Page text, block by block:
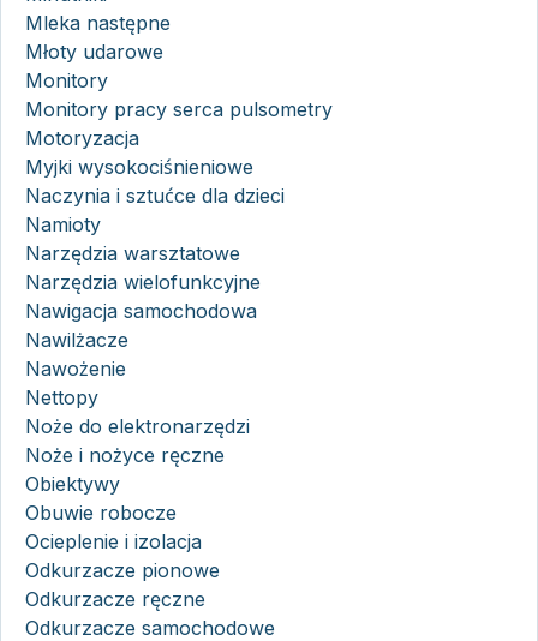
Mleka następne
Młoty udarowe
Monitory
Monitory pracy serca pulsometry
Motoryzacja
Myjki wysokociśnieniowe
Naczynia i sztućce dla dzieci
Namioty
Narzędzia warsztatowe
Narzędzia wielofunkcyjne
Nawigacja samochodowa
Nawilżacze
Nawożenie
Nettopy
Noże do elektronarzędzi
Noże i nożyce ręczne
Obiektywy
Obuwie robocze
Ocieplenie i izolacja
Odkurzacze pionowe
Odkurzacze ręczne
Odkurzacze samochodowe